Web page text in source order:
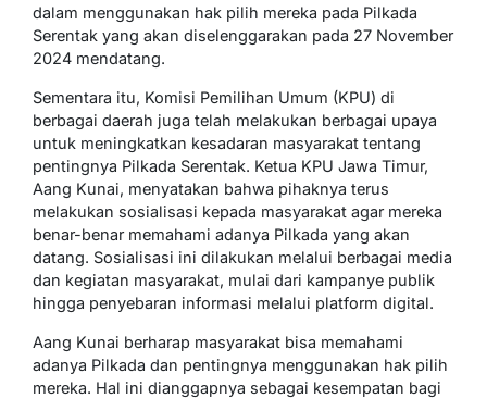
dalam menggunakan hak pilih mereka pada Pilkada
Serentak yang akan diselenggarakan pada 27 November
2024 mendatang.
Sementara itu, Komisi Pemilihan Umum (KPU) di
berbagai daerah juga telah melakukan berbagai upaya
untuk meningkatkan kesadaran masyarakat tentang
pentingnya Pilkada Serentak. Ketua KPU Jawa Timur,
Aang Kunai, menyatakan bahwa pihaknya terus
melakukan sosialisasi kepada masyarakat agar mereka
benar-benar memahami adanya Pilkada yang akan
datang. Sosialisasi ini dilakukan melalui berbagai media
dan kegiatan masyarakat, mulai dari kampanye publik
hingga penyebaran informasi melalui platform digital.
Aang Kunai berharap masyarakat bisa memahami
adanya Pilkada dan pentingnya menggunakan hak pilih
mereka. Hal ini dianggapnya sebagai kesempatan bagi